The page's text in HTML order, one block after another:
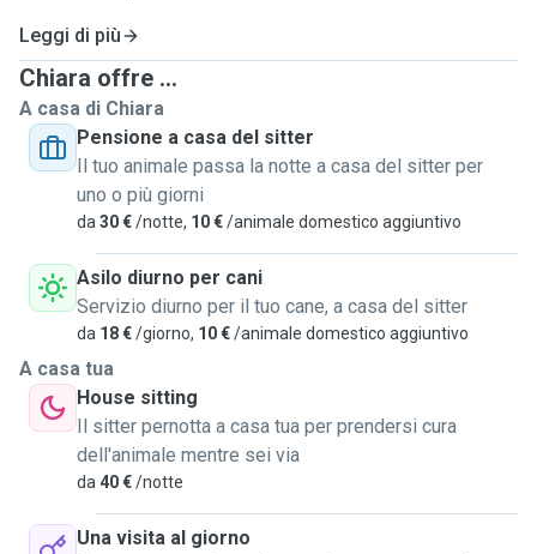
Leggi di più
Chiara offre ...
A casa di Chiara
Pensione a casa del sitter
Il tuo animale passa la notte a casa del sitter per
uno o più giorni
da 30 €/notte, 10 €/animale domestico aggiuntivo
Asilo diurno per cani
Servizio diurno per il tuo cane, a casa del sitter
da 18 €/giorno, 10 €/animale domestico aggiuntivo
A casa tua
House sitting
Il sitter pernotta a casa tua per prendersi cura
dell'animale mentre sei via
da 40 €/notte
Una visita al giorno